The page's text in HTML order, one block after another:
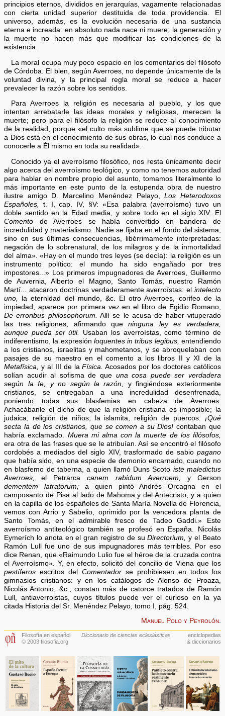
principios eternos, divididos en jerarquías, vagamente relacionadas
con cierta unidad superior destituida de toda providencia. El
universo, además, es la evolución necesaria de una sustancia
eterna e increada: en absoluto nada nace ni muere; la generación y
la muerte no hacen más que modificar las condiciones de la
existencia.
La moral ocupa muy poco espacio en los comentarios del filósofo
de Córdoba. El bien, según Averroes, no depende únicamente de la
voluntad divina, y la principal regla moral se reduce a hacer
prevalecer la razón sobre los sentidos.
Para Averroes la religión es necesaria al pueblo, y los que
intentan arrebatarle las ideas morales y religiosas, merecen la
muerte; pero para el filósofo la religión se reduce al conocimiento
de la realidad, porque «el culto más sublime que se puede tributar
a Dios está en el conocimiento de sus obras, lo cual nos conduce a
conocerle a Él mismo en toda su realidad».
Conocido ya el averroísmo filosófico, nos resta únicamente decir
algo acerca del averroísmo teológico, y como no tenemos autoridad
para hablar en nombre propio del asunto, tomamos literalmente lo
más importante en este punto de la estupenda obra de nuestro
ilustre amigo D. Marcelino Menéndez Pelayo,Los Heterodoxos
Españoles,
t. I, cap. IV, §V: «Esa palabra (averroísmo) tuvo un
doble sentido en la Edad media, y sobre todo en el siglo XIV. El
Comento de Averroes se había convertido en bandera de
incredulidad y materialismo. Nadie se fijaba en el fondo del sistema,
sino en sus últimas consecuencias, libérrimamente interpretadas:
negación de lo sobrenatural, de los milagros y de la inmortalidad
del alma». «Hay en el mundo tres leyes (se decía): la religión es un
instrumento político: el mundo ha sido engañado por tres
impostores...» Los primeros impugnadores de Averroes, Guillermo
de Auvernia, Alberto el Magno, Santo Tomás, nuestro Ramón
Martí... atacaron doctrinas verdaderamente averroístas: el intelecto
uno,
la eternidad del mundo, &c. El otro Averroes, corifeo de la
impiedad, aparece por primera vez en el libro de Egidio Romano,
De erroribus philosophorum.
Allí se le acusa de haber vituperado
las tres religiones, afirmando queninguna ley es verdadera,
aunque pueda ser útil.
Usaban los averroístas, como término de
indiferentismo, la expresión loquentes in tribus legibus, entendiendo
a los cristianos, israelitas y mahometanos, y se abroquelaban con
pasajes de su maestro en el comento a los libros II y XI de la
Metafísica,
y al III de laFísica. Acosados por los doctores católicos
solían acudir al sofisma de que una cosa puede ser verdadera
según la fe, y no según la razón,
y fingiéndose exteriormente
cristianos, se entregaban a una incredulidad desenfrenada,
poniendo todas sus blasfemias en cabeza de Averroes.
Achacábanle el dicho de que la religión cristiana es imposible; la
judaica, religión de niños; la islamita, religión de puercos. ¡Qué
secta la de los cristianos, que se comen a su Dios! contaban que
habría exclamado. Muera mi alma con la muerte de los filósofos,
era otra de las frases que se le atribuían. Así se encontró el filósofo
cordobés a mediados del siglo XIV, trasformado de sabio pagano
que había sido, en una especie de demonio encarnado, cuando no
en blasfemo de taberna, a quien llamó Duns Scoto iste maledictus
Averroes,
el Petrarcacanem rabidum Averroem,
y Gerson
dementem latratorum; a quien pintó Andrés Orcagna en el
camposanto de Pisa al lado de Mahoma y del Antecristo, y a quien
en la capilla de los españoles de Santa María Novella de Florencia,
vemos con Arrio y Sabelio, oprimido por la vencedora planta de
Santo Tomás, en el admirable fresco de Tadeo Gaddi.» Este
averroísmo antiteológico también se profesó en España. Nicolás
Eymerích lo anota en el gran registro de suDirectorium,
y el Beato
Ramón Lull fue uno de sus impugnadores más terribles. Por eso
dice Renan, que «Raimundo Lulio fue el héroe de la cruzada contra
el Averroísmo». Y, en efecto, solicitó del concilio de Viena que los
pestíferos escritos delComentador se prohibiesen en todos los
gimnasios cristianos: y en los catálogos de Alonso de Proaza,
Nicolás Antonio, &c., constan más de catorce tratados de Ramón
Lull, antiaverroistas, cuyos títulos puede ver el curioso en la ya
citada Historia del Sr. Menéndez Pelayo, tomo I, pág. 524.
Manuel Polo y Peyrolón.
Filosofía en español
© 2003 filosofia.org
Diccionario de ciencias eclesiásticas
enciclopedias
& diccionarios